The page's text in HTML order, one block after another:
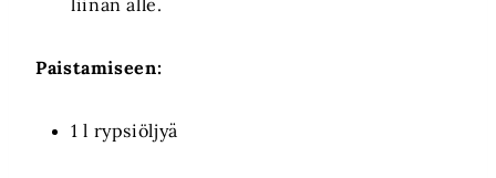
Paistamiseen:
1 l rypsiöljyä